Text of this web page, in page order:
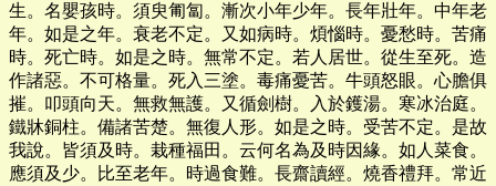
生。名嬰孩時。須臾匍匐。漸次小年少年。長年壯年。中年老
年。如是之年。衰老不定。又如病時。煩惱時。憂愁時。苦痛
時。死亡時。如是之時。無常不定。若人居世。從生至死。造
作諸惡。不可格量。死入三塗。毒痛憂苦。牛頭怒眼。心膽俱
摧。叩頭向天。無救無護。又循劍樹。入於鑊湯。寒冰治庭。
鐵牀銅柱。備諸苦楚。無復人形。如是之時。受苦不定。是故
我說。皆須及時。栽種福田。云何名為及時因緣。如人菜食。
應須及少。比至老年。時過食難。長齋讀經。燒香禮拜。常近